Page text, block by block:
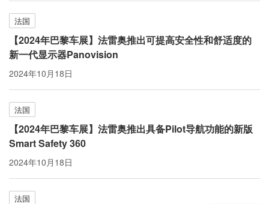
法国
【2024年巴黎车展】法雷奥推出可提高安全性和舒适度的
新一代显示器Panovision
2024年10月18日
法国
【2024年巴黎车展】法雷奥推出具备Pilot导航功能的新版
Smart Safety 360
2024年10月18日
法国